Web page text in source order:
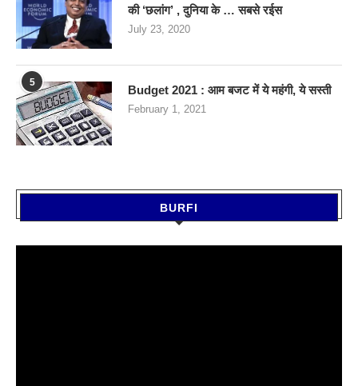
की ‘छलांग’ , दुनिया के … सबसे रईस
July 23, 2020
5
Budget 2021 : आम बजट में ये महंगी, ये सस्‍ती
February 1, 2021
BURFI